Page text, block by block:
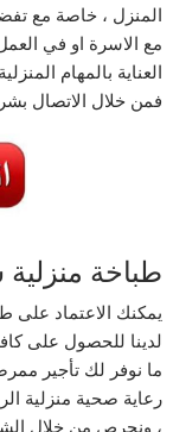
المنزل ، خاصة مع
مع الاسرة او في
العناية بالمهام
فمن خلال الاتصال
طباخة
يمكنك الاعتماد على
لدينا للحصول على
ما نوفر لك تأجير
رعاية صحية منزلية
، ونحرص من خلال